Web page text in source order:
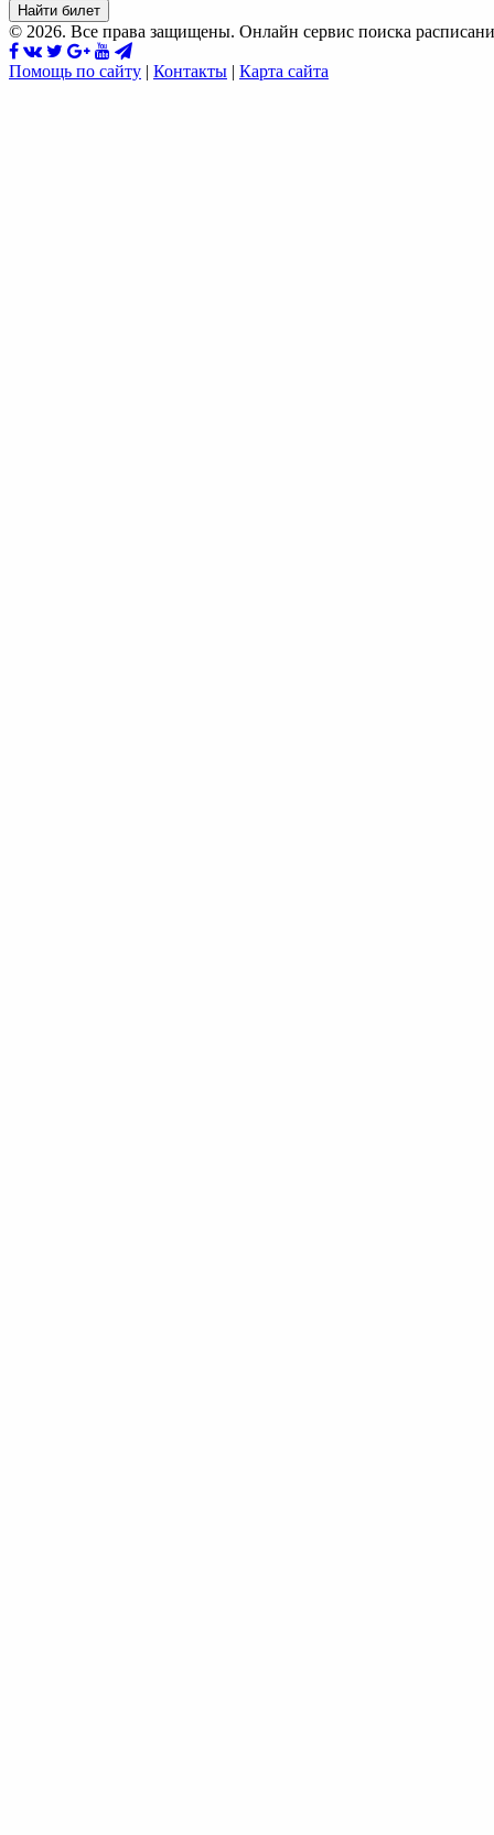
Найти билет
© 2026. Все права защищены. Онлайн сервис поиска
Помощь по сайту | Контакты | Карта сайта